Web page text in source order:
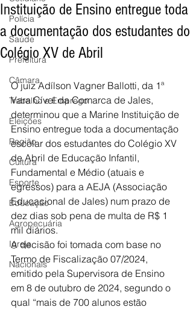
Polícia
Saúde
Prefeitura
Câmara
Trabalho e Emprego
Eleições
Região
Cultura
Esporte
Educação
Agropecuária
Igreja
Nacionais
Instituição de Ensino entregue toda
a documentação dos estudantes do
Colégio XV de Abril
O juiz Adílson Vagner Ballotti, da 1ª
Vara Cível da Comarca de Jales,
determinou que a Marine Instituição de
Ensino entregue toda a documentação
escolar dos estudantes do Colégio XV
de Abril de Educação Infantil,
Fundamental e Médio (atuais e
egressos) para a AEJA (Associação
Educacional de Jales) num prazo de
dez dias sob pena de multa de R$ 1
mil diários.
A decisão foi tomada com base no
Termo de Fiscalização 07/2024,
emitido pela Supervisora de Ensino
em 8 de outubro de 2024, segundo o
qual “mais de 700 alunos estão